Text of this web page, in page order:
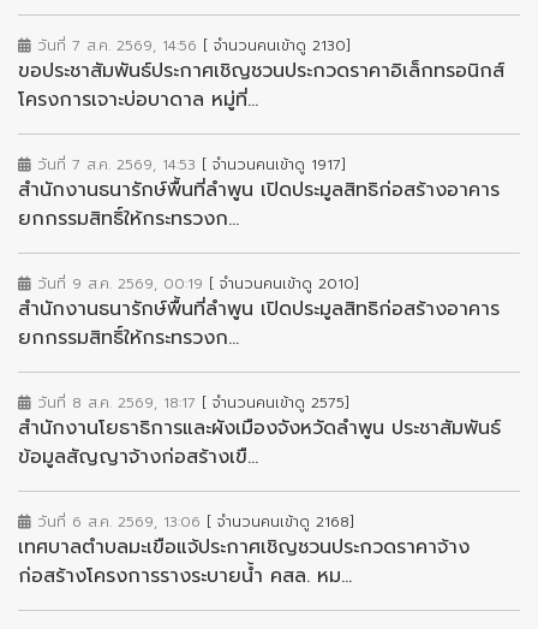
วันที่ 7 ส.ค. 2569, 14:56 [ จำนวนคนเข้าดู 2130]
ขอประชาสัมพันธ์ประกาศเชิญชวนประกวดราคาอิเล็กทรอนิกส์
โครงการเจาะบ่อบาดาล หมู่ที่...
วันที่ 7 ส.ค. 2569, 14:53 [ จำนวนคนเข้าดู 1917]
สำนักงานธนารักษ์พื้นที่ลำพูน เปิดประมูลสิทธิก่อสร้างอาคาร
ยกกรรมสิทธิ์ให้กระทรวงก...
วันที่ 9 ส.ค. 2569, 00:19 [ จำนวนคนเข้าดู 2010]
สำนักงานธนารักษ์พื้นที่ลำพูน เปิดประมูลสิทธิก่อสร้างอาคาร
ยกกรรมสิทธิ์ให้กระทรวงก...
วันที่ 8 ส.ค. 2569, 18:17 [ จำนวนคนเข้าดู 2575]
สำนักงานโยธาธิการและผังเมืองจังหวัดลำพูน ประชาสัมพันธ์
ข้อมูลสัญญาจ้างก่อสร้างเขื...
วันที่ 6 ส.ค. 2569, 13:06 [ จำนวนคนเข้าดู 2168]
เทศบาลตำบลมะเขือแจ้ประกาศเชิญชวนประกวดราคาจ้าง
ก่อสร้างโครงการรางระบายน้ำ คสล. หม...